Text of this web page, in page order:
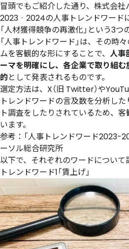
冒頭でもご紹介した通り、株式会
2023‐2024の人事トレンドワードに
「人材獲得競争の再激化」という3つ
「人事トレンドワード」は、その時
ムを客観的な形にすることで、 人事
ーマを明確にし、各企業で取り組
的として発表されるものです。
選定方法は、X（旧 Twitter）や
トレンドワードの言及数を分析し
ト調査をしたりされているため、
います。
参考： 「人事トレンドワード2023-
ーソル総合研究所
以下で、それぞれのワードについて
トレンドワード1「賃上げ」